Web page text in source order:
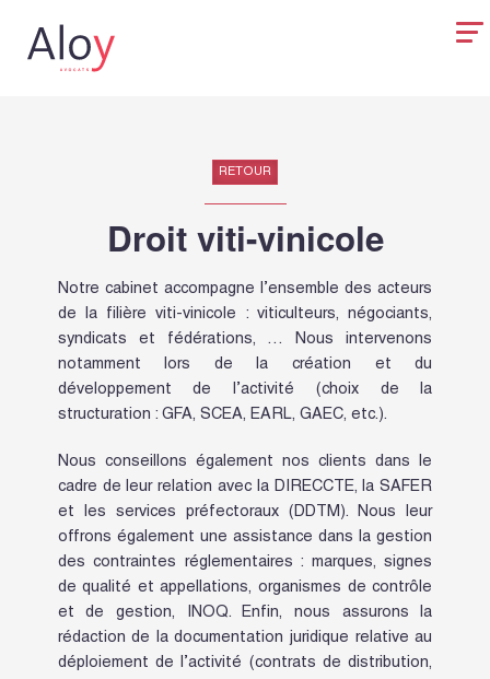
RETOUR
Droit viti-vinicole
Notre cabinet accompagne l’ensemble des acteurs
de la filière viti-vinicole : viticulteurs, négociants,
syndicats et fédérations, … Nous intervenons
notamment lors de la création et du
développement de l’activité (choix de la
structuration : GFA, SCEA, EARL, GAEC, etc.).
Nous conseillons également nos clients dans le
cadre de leur relation avec la DIRECCTE, la SAFER
et les services préfectoraux (DDTM). Nous leur
offrons également une assistance dans la gestion
des contraintes réglementaires : marques, signes
de qualité et appellations, organismes de contrôle
et de gestion, INOQ. Enfin, nous assurons la
rédaction de la documentation juridique relative au
déploiement de l’activité (contrats de distribution,